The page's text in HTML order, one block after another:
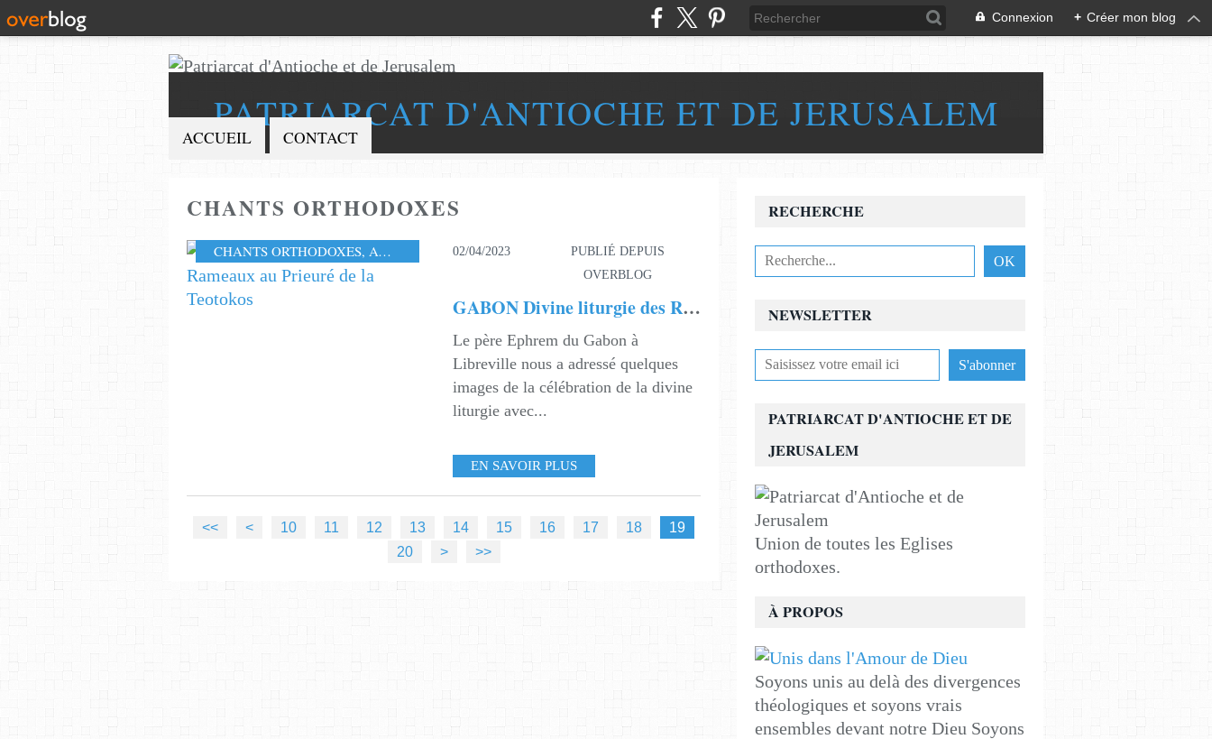
Connexion + Créer mon blog
PATRIARCAT D'ANTIOCHE ET DE JERUSALEM
ACCUEIL CONTACT
CHANTS ORTHODOXES
CHANTS ORTHODOXES, AUX EGLISES ,ACTUALITÉS
02/04/2023
PUBLIÉ DEPUIS
OVERBLOG
GABON Divine liturgie des Rameaux au Prieuré de la Teotokos
Le père Ephrem du Gabon à
Libreville nous a adressé quelques
images de la célébration de la divine
liturgie avec...
EN SAVOIR PLUS
<< < 10 11 12 13 14 15 16 17 18
19
20
> >>
NEWSLETTER
RECHERCHE
PATRIARCAT D'ANTIOCHE ET DE
JERUSALEM
Union de toutes les Eglises
orthodoxes.
À PROPOS
Soyons unis au delà des divergences
théologiques et soyons vrais
ensembles devant notre Dieu Soyons